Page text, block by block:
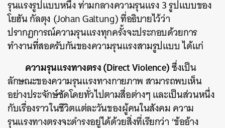
รุนแรงรูปแบบหนึ่ง ท่ามกลางความรุนแรง 3 รูปแบบของ
โยฮัน กัลตุง (Johan Galtung) ที่อธิบายไว้ว่า
ปรากฏการณ์ความรุนแรงทุกครั้งจะประกอบด้วยการ
ทำงานที่สอดรับกันของความรุนแรงสามรูปแบบ ได้แก่
ความรุนแรงทางตรง (Direct Violence)ซึ่งเป็น
ลักษณะของความรุนแรงทางกายภาพ สามารถพบเห็น
อย่างประจักษ์ชัดโดยทั่วไปตามสื่อต่างๆ และเป็นส่วนหนึ่ง
กับเรื่องราวในชีวิตแต่ละวันของผู้คนในสังคม ความ
รุนแรงทางตรงจะดำรงอยู่ได้ด้วยสิ่งที่เรียกว่า ‘ข้ออ้าง